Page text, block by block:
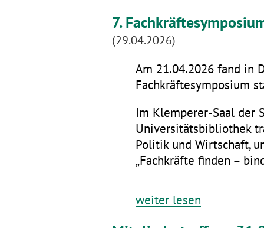
7.
(29.04.2026)
Am 21.04.2026 fand in
Fachkräftesymposium
Im Klemperer-Saal der
Universitätsbibliothek
Politik und Wirtschaft,
„Fachkräfte finden –
weiter lesen